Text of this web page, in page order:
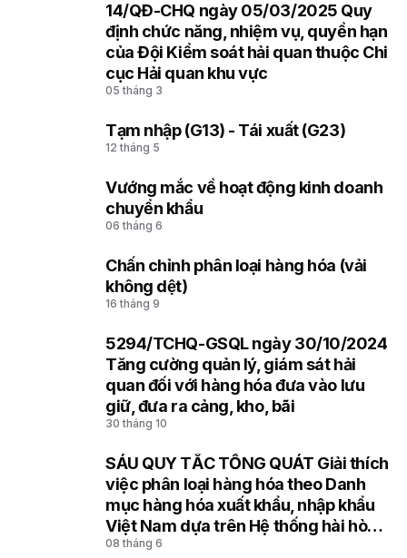
14/QĐ-CHQ ngày 05/03/2025 Quy
định chức năng, nhiệm vụ, quyền hạn
của Đội Kiểm soát hải quan thuộc Chi
cục Hải quan khu vực
05 tháng 3
Tạm nhập (G13) - Tái xuất (G23)
12 tháng 5
Vướng mắc về hoạt động kinh doanh
chuyển khẩu
06 tháng 6
Chấn chỉnh phân loại hàng hóa (vải
không dệt)
16 tháng 9
5294/TCHQ-GSQL ngày 30/10/2024
Tăng cường quản lý, giám sát hải
quan đối với hàng hóa đưa vào lưu
giữ, đưa ra cảng, kho, bãi
30 tháng 10
SÁU QUY TẮC TỔNG QUÁT Giải thích
việc phân loại hàng hóa theo Danh
mục hàng hóa xuất khẩu, nhập khẩu
Việt Nam dựa trên Hệ thống hài hòa
mô tả và mã hóa hàng hóa (HS) của
08 tháng 6